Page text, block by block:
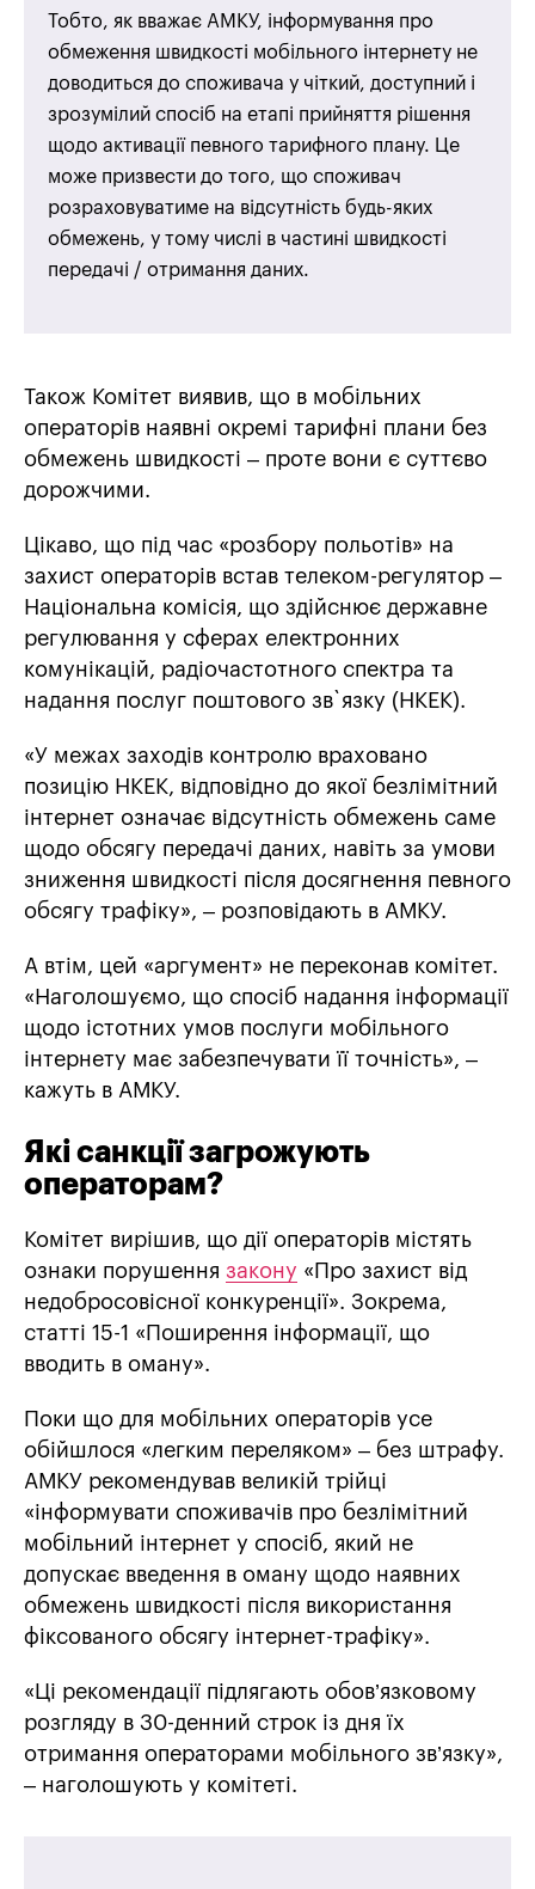
Тобто, як вважає АМКУ, інформування про
обмеження швидкості мобільного інтернету не
доводиться до споживача у чіткий, доступний і
зрозумілий спосіб на етапі прийняття рішення
щодо активації певного тарифного плану. Це
може призвести до того, що споживач
розраховуватиме на відсутність будь-яких
обмежень, у тому числі в частині швидкості
передачі / отримання даних.
Також Комітет виявив, що в мобільних
операторів наявні окремі тарифні плани без
обмежень швидкості – проте вони є суттєво
дорожчими.
Цікаво, що під час «розбору польотів» на
захист операторів встав телеком-регулятор –
Національна комісія, що здійснює державне
регулювання у сферах електронних
комунікацій, радіочастотного спектра та
надання послуг поштового зв`язку (НКЕК).
«У межах заходів контролю враховано
позицію НКЕК, відповідно до якої безлімітний
інтернет означає відсутність обмежень саме
щодо обсягу передачі даних, навіть за умови
зниження швидкості після досягнення певного
обсягу трафіку», – розповідають в АМКУ.
А втім, цей «аргумент» не переконав комітет.
«Наголошуємо, що спосіб надання інформації
щодо істотних умов послуги мобільного
інтернету має забезпечувати її точність», –
кажуть в АМКУ.
Які санкції загрожують
операторам?
Комітет вирішив, що дії операторів містять
ознаки порушення закону «Про захист від
недобросовісної конкуренції». Зокрема,
статті 15-1 «Поширення інформації, що
вводить в оману».
Поки що для мобільних операторів усе
обійшлося «легким переляком» – без штрафу.
АМКУ рекомендував великій трійці
«інформувати споживачів про безлімітний
мобільний інтернет у спосіб, який не
допускає введення в оману щодо наявних
обмежень швидкості після використання
фіксованого обсягу інтернет-трафіку».
«Ці рекомендації підлягають обов’язковому
розгляду в 30-денний строк із дня їх
отримання операторами мобільного зв’язку»,
– наголошують у комітеті.